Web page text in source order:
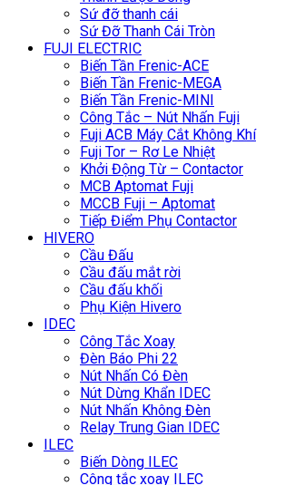
Sứ đỡ thanh cái
Sứ Đỡ Thanh Cái Tròn
FUJI ELECTRIC
Biến Tần Frenic-ACE
Biến Tần Frenic-MEGA
Biến Tần Frenic-MINI
Công Tắc – Nút Nhấn Fuji
Fuji ACB Máy Cắt Không Khí
Fuji Tor – Rơ Le Nhiệt
Khởi Động Từ – Contactor
MCB Aptomat Fuji
MCCB Fuji – Aptomat
Tiếp Điểm Phụ Contactor
HIVERO
Cầu Đấu
Cầu đấu mắt rời
Cầu đấu khối
Phụ Kiện Hivero
IDEC
Công Tắc Xoay
Đèn Báo Phi 22
Nút Nhấn Có Đèn
Nút Dừng Khẩn IDEC
Nút Nhấn Không Đèn
Relay Trung Gian IDEC
ILEC
Biến Dòng ILEC
Công tắc xoay ILEC